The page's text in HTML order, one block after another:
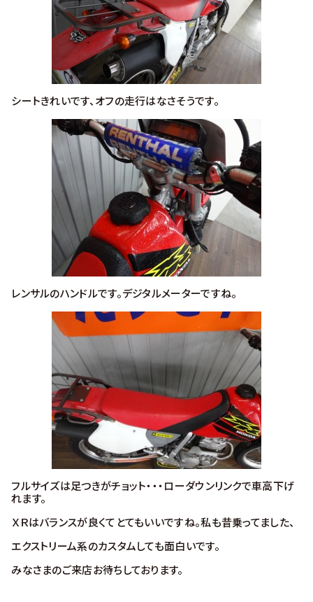
シートきれいです、オフの走行はなさそうです。
レンサルのハンドルです。デジタルメーターですね。
フルサイズは足つきがチョット・・・ローダウンリンクで車高下げ
れます。
ＸＲはバランスが良くてとてもいいですね。私も昔乗ってました、
エクストリーム系のカスタムしても面白いです。
みなさまのご来店お待ちしております。